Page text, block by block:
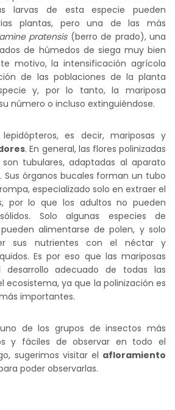
larvas de esta especie pueden
plantas, pero una de las más
pratensis (berro de prado), una
de húmedos de siega muy bien
motivo, la intensificación agrícola
de las poblaciones de la planta
y, por lo tanto, la mariposa
número o incluso extinguiéndose.
es decir, mariposas y
. En general, las flores polinizadas
tubulares, adaptadas al aparato
Sus órganos bucales forman un tubo
especializado solo en extraer el
por lo que los adultos no pueden
Solo algunas especies de
alimentarse de polen, y solo
sus nutrientes con el néctar y
Es por eso que las mariposas
adecuado de todas las
ecosistema, ya que la polinización es
importantes.
de los grupos de insectos más
y fáciles de observar en todo el
sugerimos visitar el afloramiento
poder observarlas.